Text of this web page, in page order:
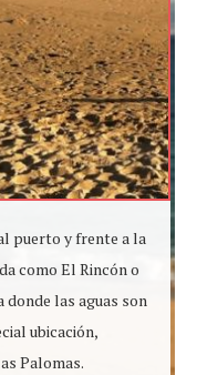
puerto y frente a la
como El Rincón o
las aguas son
ubicación,
Palomas.